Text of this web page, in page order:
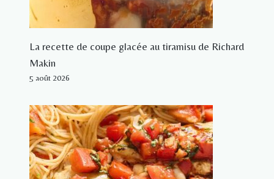
La recette de coupe glacée au tiramisu de Richard
Makin
5 août 2026